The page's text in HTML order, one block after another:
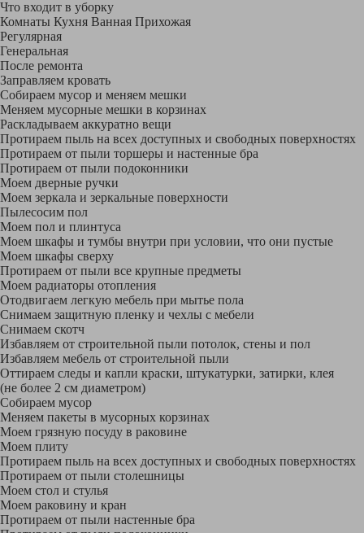
Что входит в уборку
Регу­лярная
Гене­ральная
После ремонта
Заправляем кровать
Собираем мусор и меняем мешки
Меняем мусорные мешки в корзинах
Раскладываем аккуратно вещи
Протираем пыль на всех доступных и свободных поверхностях
Протираем от пыли торшеры и настенные бра
Протираем от пыли подоконники
Моем дверные ручки
Моем зеркала и зеркальные поверхности
Пылесосим пол
Моем пол и плинтуса
Моем шкафы и тумбы внутри при условии, что они пустые
Моем шкафы сверху
Протираем от пыли все крупные предметы
Моем радиаторы отопления
Отодвигаем легкую мебель при мытье пола
Снимаем защитную пленку и чехлы с мебели
Снимаем скотч
Избавляем от строительной пыли потолок, стены и пол
Избавляем мебель от строительной пыли
Оттираем следы и капли краски, штукатурки, затирки, клея
(не более 2 см диаметром)
Собираем мусор
Меняем пакеты в мусорных корзинах
Моем грязную посуду в раковине
Моем плиту
Протираем пыль на всех доступных и свободных поверхностях
Протираем от пыли столешницы
Моем стол и стулья
Моем раковину и кран
Протираем от пыли настенные бра